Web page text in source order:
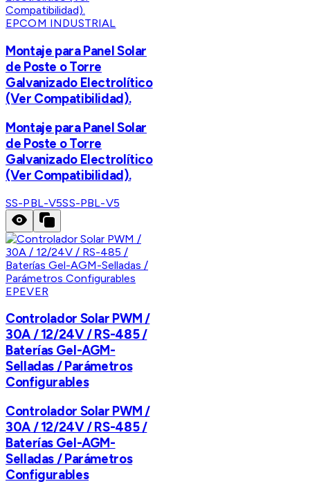
EPCOM INDUSTRIAL
Montaje para Panel Solar
de Poste o Torre
Galvanizado Electrolítico
(Ver Compatibilidad).
Montaje para Panel Solar
de Poste o Torre
Galvanizado Electrolítico
(Ver Compatibilidad).
SS-PBL-V5SS-PBL-V5
EPEVER
Controlador Solar PWM /
30A / 12/24V / RS-485 /
Baterías Gel-AGM-
Selladas / Parámetros
Configurables
Controlador Solar PWM /
30A / 12/24V / RS-485 /
Baterías Gel-AGM-
Selladas / Parámetros
Configurables